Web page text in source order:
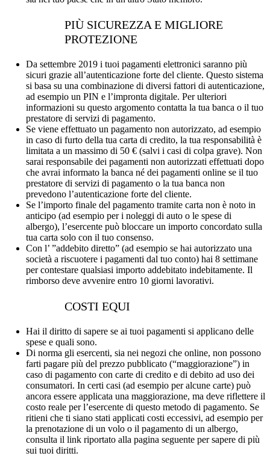
PIÙ SICUREZZA E MIGLIORE
PROTEZIONE
Da settembre 2019 i tuoi pagamenti elettronici saranno più
sicuri grazie all’autenticazione forte del cliente. Questo sistema
si basa su una combinazione di diversi fattori di autenticazione,
ad esempio un PIN e l’impronta digitale. Per ulteriori
informazioni su questo argomento contatta la tua banca o il tuo
prestatore di servizi di pagamento.
Se viene effettuato un pagamento non autorizzato, ad esempio
in caso di furto della tua carta di credito, la tua responsabilità è
limitata a un massimo di 50 € (salvi i casi di colpa grave). Non
sarai responsabile dei pagamenti non autorizzati effettuati dopo
che avrai informato la banca né dei pagamenti online se il tuo
prestatore di servizi di pagamento o la tua banca non
prevedono l’autenticazione forte del cliente.
Se l’importo finale del pagamento tramite carta non è noto in
anticipo (ad esempio per i noleggi di auto o le spese di
albergo), l’esercente può bloccare un importo concordato sulla
tua carta solo con il tuo consenso.
Con l’ ”addebito diretto” (ad esempio se hai autorizzato una
società a riscuotere i pagamenti dal tuo conto) hai 8 settimane
per contestare qualsiasi importo addebitato indebitamente. Il
rimborso deve avvenire entro 10 giorni lavorativi.
COSTI EQUI
Hai il diritto di sapere se ai tuoi pagamenti si applicano delle
spese e quali sono.
Di norma gli esercenti, sia nei negozi che online, non possono
farti pagare più del prezzo pubblicato (“maggiorazione”) in
caso di pagamento con carte di credito e di debito ad uso dei
consumatori. In certi casi (ad esempio per alcune carte) può
ancora essere applicata una maggiorazione, ma deve riflettere il
costo reale per l’esercente di questo metodo di pagamento. Se
ritieni che ti siano stati applicati costi eccessivi, ad esempio per
la prenotazione di un volo o il pagamento di un albergo,
consulta il link riportato alla pagina seguente per sapere di più
sui tuoi diritti.